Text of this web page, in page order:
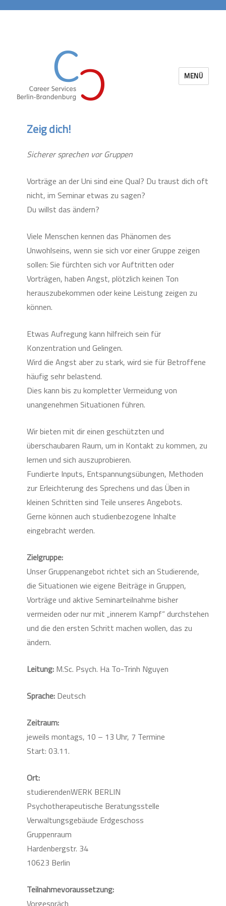
MENÜ
Zeig dich!
Sicherer sprechen vor Gruppen
Vorträge an der Uni sind eine Qual? Du traust dich oft
nicht, im Seminar etwas zu sagen?
Du willst das ändern?
Viele Menschen kennen das Phänomen des
Unwohlseins, wenn sie sich vor einer Gruppe zeigen
sollen: Sie fürchten sich vor Auftritten oder
Vorträgen, haben Angst, plötzlich keinen Ton
herauszubekommen oder keine Leistung zeigen zu
können.
Etwas Aufregung kann hilfreich sein für
Konzentration und Gelingen.
Wird die Angst aber zu stark, wird sie für Betroffene
häufig sehr belastend.
Dies kann bis zu kompletter Vermeidung von
unangenehmen Situationen führen.
Wir bieten mit dir einen geschützten und
überschaubaren Raum, um in Kontakt zu kommen, zu
lernen und sich auszuprobieren.
Fundierte Inputs, Entspannungsübungen, Methoden
zur Erleichterung des Sprechens und das Üben in
kleinen Schritten sind Teile unseres Angebots.
Gerne können auch studienbezogene Inhalte
eingebracht werden.
Zielgruppe:
Unser Gruppenangebot richtet sich an Studierende,
die Situationen wie eigene Beiträge in Gruppen,
Vorträge und aktive Seminarteilnahme bisher
vermeiden oder nur mit „innerem Kampf“ durchstehen
und die den ersten Schritt machen wollen, das zu
ändern.
Leitung: M.Sc. Psych. Ha To-Trinh Nguyen
Sprache:Deutsch
Zeitraum:
jeweils montags, 10 – 13 Uhr, 7 Termine
Start: 03.11.
Ort:
studierendenWERK BERLIN
Psychotherapeutische Beratungsstelle
Verwaltungsgebäude Erdgeschoss
Gruppenraum
Hardenbergstr. 34
10623 Berlin
Teilnahmevoraussetzung:
Vorgespräch